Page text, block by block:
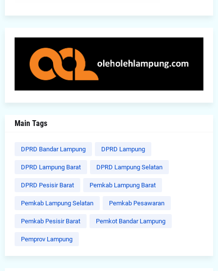
Main Tags
DPRD Bandar Lampung DPRD Lampung
DPRD Lampung Barat DPRD Lampung Selatan
DPRD Pesisir Barat Pemkab Lampung Barat
Pemkab Lampung Selatan Pemkab Pesawaran
Pemkab Pesisir Barat Pemkot Bandar Lampung
Pemprov Lampung